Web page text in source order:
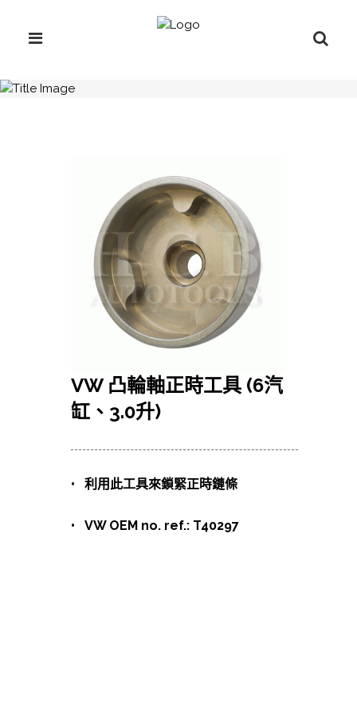
VW 凸輪軸正時工具 (6汽
缸、3.0升)
• 利用此工具來鎖緊正時鏈條
• VW OEM no. ref.: T40297